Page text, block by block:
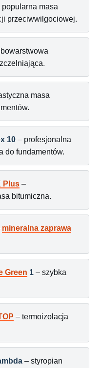
popularna masa
przeciwwilgociowej.
masa
10 – profesjonalna
do fundamentów.
Plus –
bitumiczna.
mineralna zaprawa
Green 1 – szybka
– termoizolacja
– styropian